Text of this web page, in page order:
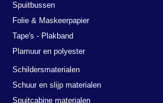
Spuitbussen
Folie & Maskeerpapier
Tape's - Plakband
Plamuur en polyester
Schildersmaterialen
Schuur en slijp materialen
Spuitcabine materialen